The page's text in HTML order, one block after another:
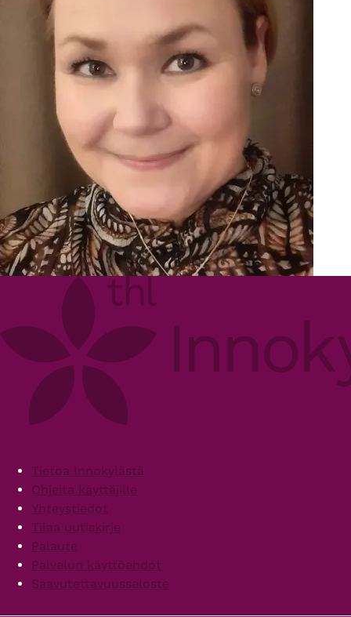
FooterTietoa Innokylästä
Ohjeita käyttäjille
Yhteystiedot
Tilaa uutiskirje
Palaute
Palvelun käyttöehdot
Saavutettavuusseloste